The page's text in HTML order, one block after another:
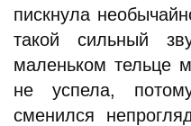
пискнула
такой сильный
маленьком тельце
не успела,
сменился